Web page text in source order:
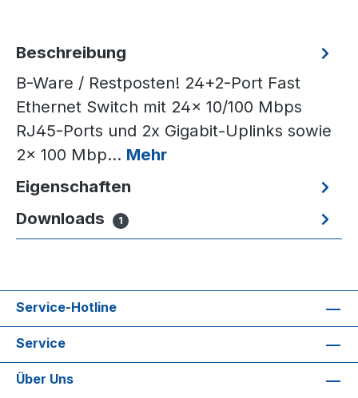
Beschreibung
B-Ware / Restposten! 24+2-Port Fast
Ethernet Switch mit 24x 10/100 Mbps
RJ45-Ports und 2x Gigabit-Uplinks sowie
2x 100 Mbp… Mehr
Eigenschaften
Downloads
1
Service-Hotline
Service
Über Uns